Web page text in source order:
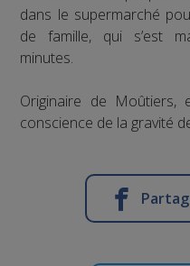
dans le supermarché
de famille, qui s’est
minutes.
Originaire de Moûtiers,
conscience de la gravité